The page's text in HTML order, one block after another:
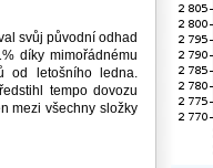
svůj původní odhad
díky mimořádnému
od letošního ledna.
tempo dovozu
mezi všechny složky